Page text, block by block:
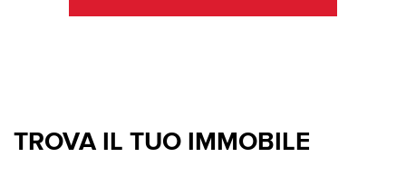
TROVA IL TUO IMMOBILE